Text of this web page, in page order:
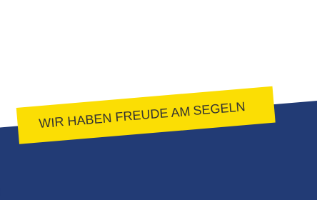
WIR HABEN FREUDE AM SEGELN